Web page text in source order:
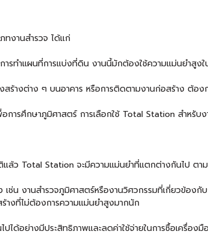
ทงานสำรวจ ได้แก่
รทำแผนที่การแบ่งที่ดิน งานนี้มักต้องใช้ความแม่นยำสู
างต่าง ๆ บนอาคาร หรือการติดตามงานก่อสร้าง ต้องก
ารศึกษาภูมิศาสตร์ การเลือกใช้ Total Station สำหรับ
ว Total Station จะมีความแม่นยำที่แตกต่างกันไป ตา
ช่น งานสำรวจภูมิศาสตร์หรืองานวิศวกรรมที่เกี่ยวข้องกั
างที่ไม่ต้องการความแม่นยำสูงมากนัก
ได้อย่างมีประสิทธิภาพและลดค่าใช้จ่ายในการซื้อเครื่อง